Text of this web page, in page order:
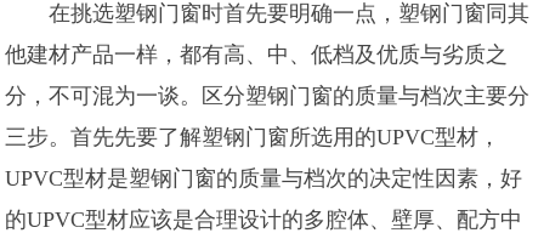
在挑选塑钢门窗时首先要明确一点，塑钢门窗同其
他建材产品一样，都有高、中、低档及优质与劣质之
分，不可混为一谈。区分塑钢门窗的质量与档次主要分
三步。首先先要了解塑钢门窗所选用的UPVC型材，
UPVC型材是塑钢门窗的质量与档次的决定性因素，好
的UPVC型材应该是合理设计的多腔体、壁厚、配方中